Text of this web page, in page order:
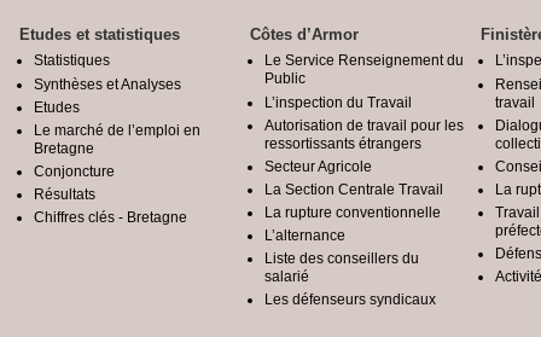
Etudes et statistiques
Statistiques
Synthèses et Analyses
Etudes
Le marché de l’emploi en
Bretagne
Conjoncture
Résultats
Chiffres clés - Bretagne
Côtes d’Armor
Le Service Renseignement du
Public
L’inspection du Travail
Autorisation de travail pour les
ressortissants étrangers
Secteur Agricole
La Section Centrale Travail
La rupture conventionnelle
L’alternance
Liste des conseillers du
salarié
Les défenseurs syndicaux
travail
La